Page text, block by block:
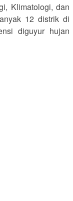
Klimatologi, dan
12 distrik di
diguyur hujan